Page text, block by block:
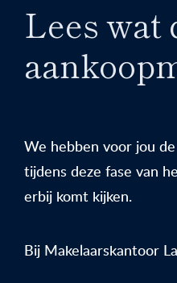
Lees wat
We hebben voor jou
tijdens deze fase van
erbij komt kijken.
Bij Makelaarskantoor